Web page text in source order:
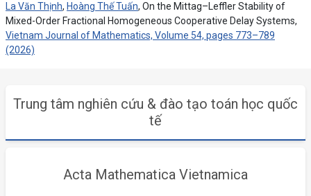
La Văn Thịnh, Hoàng Thế Tuấn, On the Mittag–Leffler Stability of
Mixed-Order Fractional Homogeneous Cooperative Delay Systems,
Vietnam Journal of Mathematics, Volume 54, pages 773–789
(2026)
Trung tâm nghiên cứu & đào tạo toán học quốc
tế
Acta Mathematica Vietnamica